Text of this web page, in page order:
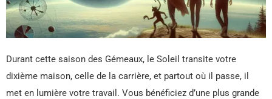
Durant cette saison des Gémeaux, le Soleil transite votre
dixième maison, celle de la carrière, et partout où il passe, il
met en lumière votre travail. Vous bénéficiez d’une plus grande